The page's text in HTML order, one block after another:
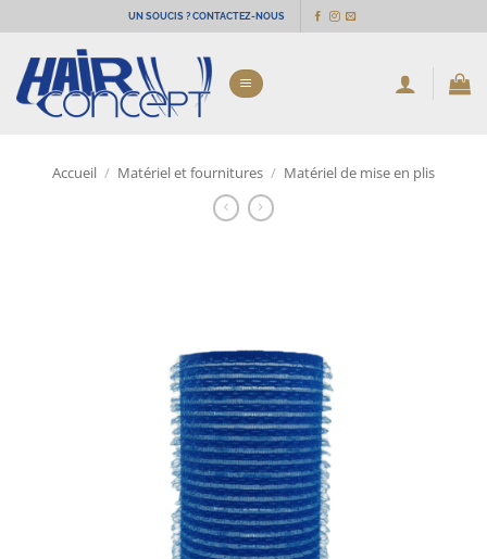
au
contenu
UN SOUCIS ? CONTACTEZ-NOUS
Accueil / Matériel et fournitures / Matériel de mise en plis